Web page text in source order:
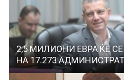
2,5 МИЛИОНИ ЕВРА ЌЕ
НА 17.273